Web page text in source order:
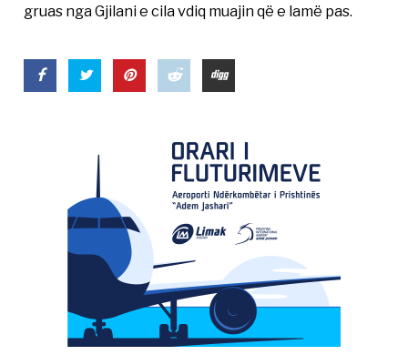
gruas nga Gjilani e cila vdiq muajin që e lamë pas.